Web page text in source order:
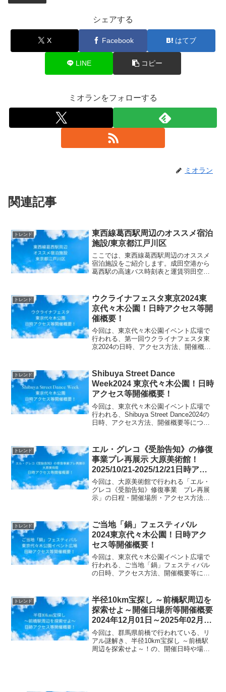
シェアする
X Facebook はてブ
LINE コピー
ミオランをフォローする
ミオラン
関連記事
トレンド
東西線葛西駅周辺のオススメ宿泊
施設/東京都江戸川区
ここでは、東西線葛西駅周辺のオススメ
宿泊施設をご紹介します。成田空港から
葛西駅の高速バス時刻表と運賃羽田空港
葛西6-5-8ホテルイルフィオーレ葛西ホテ
ル ルミエール葛西...
トレンド
ウクライナフェスタ東京2024東
京代々木公園！日時アクセス等開
催概要！
今回は、東京代々木公園イベント広場で
行われる、第一回ウクライナフェスタ東
京2024の日時、アクセス方法、開催概要
【ENLEO】が、初来日& 初公演！送料無
料 ウクライ...
トレンド
Shibuya Street Dance
Week2024 東京代々木公園！日時
アクセス等開催概要！
今回は、東京代々木公園イベント広場で
行われる、Shibuya Street Dance2024の
日時、アクセス方法、開催概要等につい
文化として広...
トレンド
エル・グレコ《受胎告知》の修復
事業プレ再展示 大原美術館！
2025/10/21-2025/12/21日時アク
セス方法等開催概要！
今回は、大原美術館で行われる「エル・
グレコ《受胎告知》修復事業 プレ再展
示」の日程・開催場所・アクセス方法等
助成を受け、エル・グレコ《受胎告知》
の修復を実施。プラド美術...
トレンド
ご当地「鍋」フェスティバル
2024東京代々木公園！日時アク
セス等開催概要！
今回は、東京代々木公園イベント広場で
行われる、ご当地「鍋」フェスティバル
の日時、アクセス方法、開催概要等につ
工事にともない、今回は代々木公園イベ
ント広場にて、「冬祭！地...
トレンド
半径10km宝探し ～前橋駅周辺を
探索せよ～開催日場所等開催概要
2024年12月01日～2025年02月28
日群馬県
今回は、群馬県前橋で行われている、リ
アル謎解き、半径10km宝探し ～前橋駅
周辺を探索せよ～！の、開催日時や場